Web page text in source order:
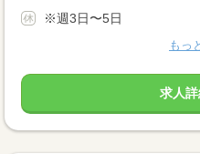
※週3日〜5日
もっ
求人